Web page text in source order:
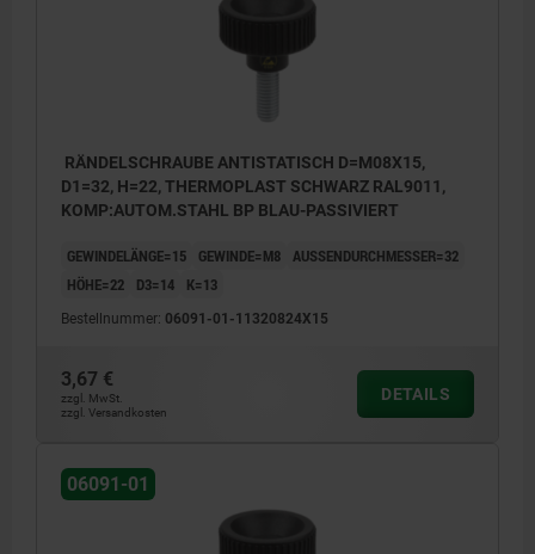
RÄNDELSCHRAUBE ANTISTATISCH D=M08X15,
D1=32, H=22, THERMOPLAST SCHWARZ RAL9011,
KOMP:AUTOM.STAHL BP BLAU-PASSIVIERT
GEWINDELÄNGE=15 GEWINDE=M8 AUSSENDURCHMESSER=32
HÖHE=22
D3=14 K=13
Bestellnummer: 06091-01-11320824X15
3,67 €
zzgl. MwSt.
zzgl. Versandkosten
DETAILS
06091-01